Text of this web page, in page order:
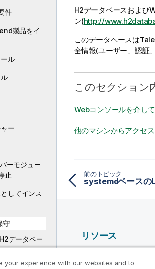
件
製品をイ
ル
ー
ーモジュー
止
してインス
守
データベー
H2データベースおよび
ン(http://
このデータベースは
全情報(ユーザー、認証
このセクション
Webコンソールを介し
他のマシンからアクセ
前のトピック
リソース
your experience with our websites and to